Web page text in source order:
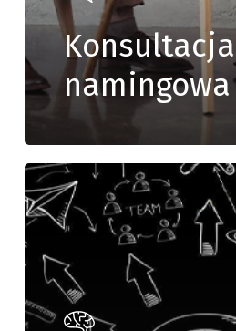
Konsultacja
namingowa